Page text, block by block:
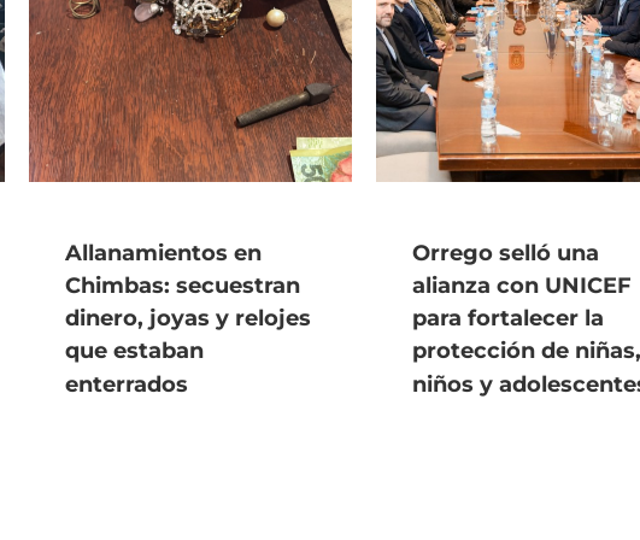
Allanamientos en
Chimbas: secuestran
dinero, joyas y relojes
que estaban
enterrados
Orrego selló una
alianza con UNICEF
para fortalecer la
protección de niñas,
niños y